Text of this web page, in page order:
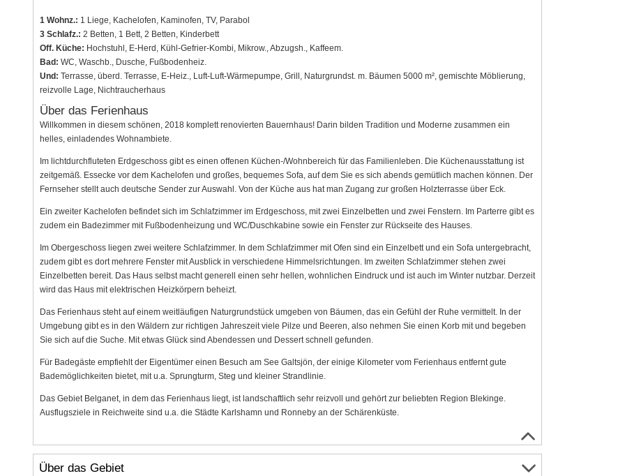
1 Wohnz.: 1 Liege, Kachelofen, Kaminofen, TV, Parabol
3 Schlafz.: 2 Betten, 1 Bett, 2 Betten, Kinderbett
Off. Küche: Hochstuhl, E-Herd, Kühl-Gefrier-Kombi, Mikrow., Abzugsh., Kaffeem.
Bad: WC, Waschb., Dusche, Fußbodenheiz.
Und: Terrasse, überd. Terrasse, E-Heiz., Luft-Luft-Wärmepumpe, Grill, Naturgrundst. m. Bäumen 5000 m², gemischte Möblierung,
reizvolle Lage, Nichtraucherhaus
Über das Ferienhaus
Willkommen in diesem schönen, 2018 komplett renovierten Bauernhaus! Darin bilden Tradition und Moderne zusammen ein
helles, einladendes Wohnambiete.
Im lichtdurchfluteten Erdgeschoss gibt es einen offenen Küchen-/Wohnbereich für das Familienleben. Die Küchenausstattung ist
zeitgemäß. Essecke vor dem Kachelofen und großes, bequemes Sofa, auf dem Sie es sich abends gemütlich machen können. Der
Fernseher stellt auch deutsche Sender zur Auswahl. Von der Küche aus hat man Zugang zur großen Holzterrasse über Eck.
Ein zweiter Kachelofen befindet sich im Schlafzimmer im Erdgeschoss, mit zwei Einzelbetten und zwei Fenstern. Im Parterre gibt es
zudem ein Badezimmer mit Fußbodenheizung und WC/Duschkabine sowie ein Fenster zur Rückseite des Hauses.
Im Obergeschoss liegen zwei weitere Schlafzimmer. In dem Schlafzimmer mit Ofen sind ein Einzelbett und ein Sofa untergebracht,
zudem gibt es dort mehrere Fenster mit Ausblick in verschiedene Himmelsrichtungen. Im zweiten Schlafzimmer stehen zwei
Einzelbetten bereit. Das Haus selbst macht generell einen sehr hellen, wohnlichen Eindruck und ist auch im Winter nutzbar. Derzeit
wird das Haus mit elektrischen Heizkörpern beheizt.
Das Ferienhaus steht auf einem weitläufigen Naturgrundstück umgeben von Bäumen, das ein Gefühl der Ruhe vermittelt. In der
Umgebung gibt es in den Wäldern zur richtigen Jahreszeit viele Pilze und Beeren, also nehmen Sie einen Korb mit und begeben
Sie sich auf die Suche. Mit etwas Glück sind Abendessen und Dessert schnell gefunden.
Für Badegäste empfiehlt der Eigentümer einen Besuch am See Galtsjön, der einige Kilometer vom Ferienhaus entfernt gute
Bademöglichkeiten bietet, mit u.a. Sprungturm, Steg und kleiner Strandlinie.
Das Gebiet Belganet, in dem das Ferienhaus liegt, ist landschaftlich sehr reizvoll und gehört zur beliebten Region Blekinge.
Ausflugsziele in Reichweite sind u.a. die Städte Karlshamn und Ronneby an der Schärenküste.
Über das Gebiet